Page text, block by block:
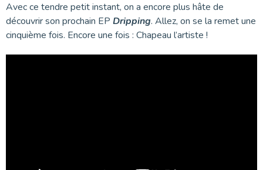
Avec ce tendre petit instant, on a encore plus hâte de
découvrir son prochain EP Dripping. Allez, on se la remet une
cinquième fois. Encore une fois : Chapeau l’artiste !